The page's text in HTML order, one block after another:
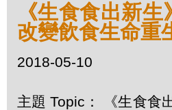
《生食食出新
改變飲食生命重
2018-05-10
主題 Topic： 《生食食